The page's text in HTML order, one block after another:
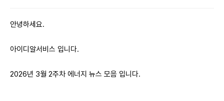
안녕하세요.
아이디알서비스 입니다.
2026년 3월 2주차 에너지 뉴스 모음 입니다.